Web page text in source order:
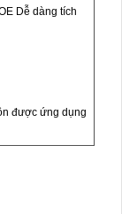
Dễ dàng tích
được ứng dụng